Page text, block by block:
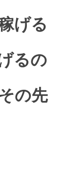
げる
るの
の先